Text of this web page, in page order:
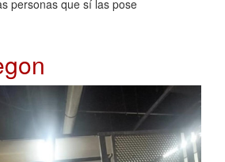
personas que sí las pose